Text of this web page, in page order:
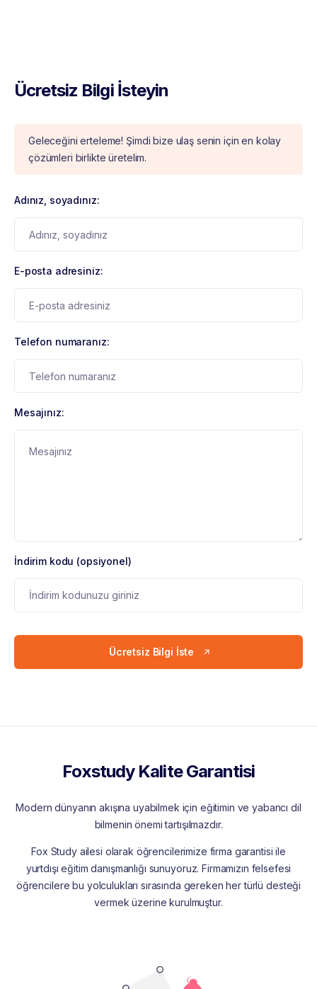
Ücretsiz Bilgi İsteyin
Geleceğini erteleme! Şimdi bize ulaş senin için en kolay
çözümleri birlikte üretelim.
Adınız, soyadınız:
E-posta adresiniz:
Telefon numaranız:
Mesajınız:
İndirim kodu (opsiyonel)
Ücretsiz Bilgi İste
Foxstudy Kalite Garantisi
Modern dünyanın akışına uyabilmek için eğitimin ve yabancı dil
bilmenin önemi tartışılmazdır.
Fox Study ailesi olarak öğrencilerimize firma garantisi ile
yurtdışı eğitim danışmanlığı sunuyoruz. Firmamızın felsefesi
öğrencilere bu yolculukları sırasında gereken her türlü desteği
vermek üzerine kurulmuştur.